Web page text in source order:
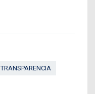
TRANSPARENCIA